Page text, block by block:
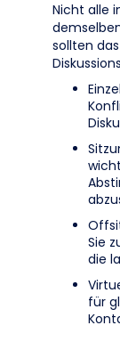
Nicht alle
sollten
Sie
die
für